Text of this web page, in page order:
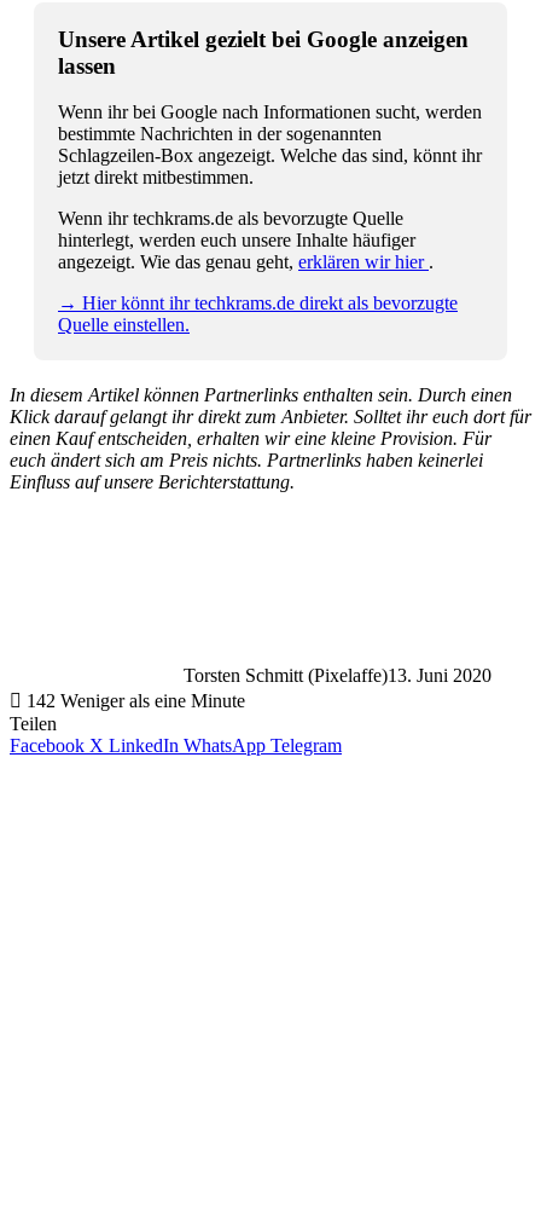
Unsere Artikel gezielt bei Google anzeigen
lassen
Wenn ihr bei Google nach Informationen sucht, werden
bestimmte Nachrichten in der sogenannten
Schlagzeilen-Box angezeigt. Welche das sind, könnt ihr
jetzt direkt mitbestimmen.
Wenn ihr techkrams.de als bevorzugte Quelle
hinterlegt, werden euch unsere Inhalte häufiger
angezeigt. Wie das genau geht, erklären wir hier .
→ Hier könnt ihr techkrams.de direkt als bevorzugte
Quelle einstellen.
In diesem Artikel können Partnerlinks enthalten sein. Durch einen
Klick darauf gelangt ihr direkt zum Anbieter. Solltet ihr euch dort für
einen Kauf entscheiden, erhalten wir eine kleine Provision. Für
euch ändert sich am Preis nichts. Partnerlinks haben keinerlei
Einfluss auf unsere Berichterstattung.
Torsten Schmitt (Pixelaffe)13. Juni 2020
142 Weniger als eine Minute
Teilen
Facebook X LinkedIn WhatsApp Telegram